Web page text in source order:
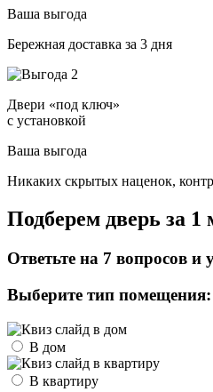
Ваша выгода
Бережная доставка за 3 дня
Двери «под ключ»
с установкой
Ваша выгода
Никаких скрытых наценок,
Подберем дверь за 1
Ответьте на 7 вопросов и
Выберите тип помещения:
В дом
В квартиру